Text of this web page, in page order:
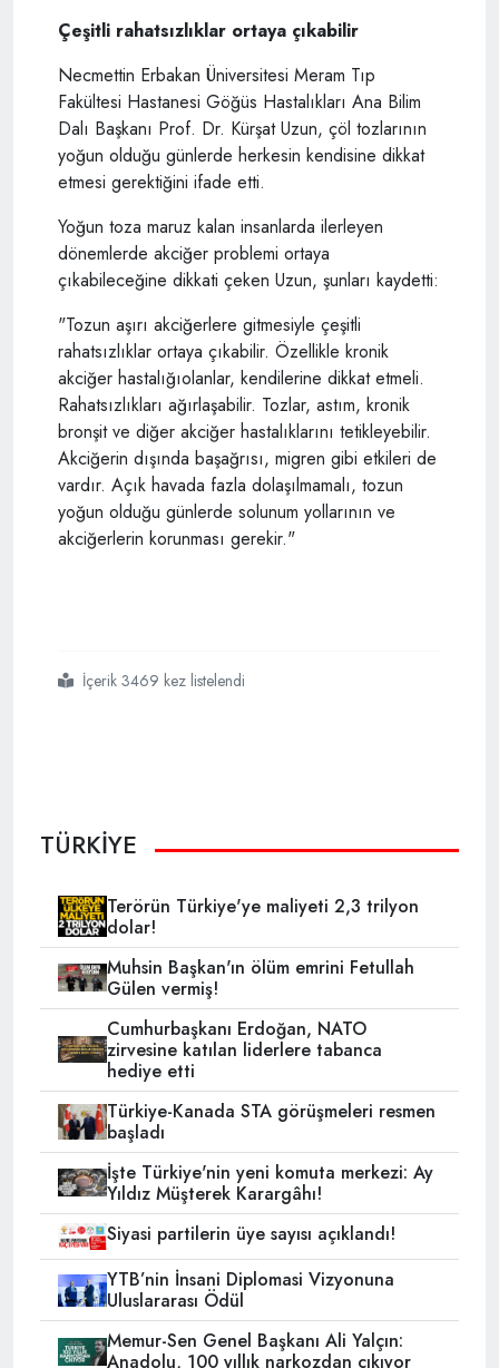
Çeşitli rahatsızlıklar ortaya çıkabilir
Necmettin Erbakan Üniversitesi Meram Tıp
Fakültesi Hastanesi Göğüs Hastalıkları Ana Bilim
Dalı Başkanı Prof. Dr. Kürşat Uzun, çöl tozlarının
yoğun olduğu günlerde herkesin kendisine dikkat
etmesi gerektiğini ifade etti.
Yoğun toza maruz kalan insanlarda ilerleyen
dönemlerde akciğer problemi ortaya
çıkabileceğine dikkati çeken Uzun, şunları kaydetti:
"Tozun aşırı akciğerlere gitmesiyle çeşitli
rahatsızlıklar ortaya çıkabilir. Özellikle kronik
akciğer hastalığıolanlar, kendilerine dikkat etmeli.
Rahatsızlıkları ağırlaşabilir. Tozlar, astım, kronik
bronşit ve diğer akciğer hastalıklarını tetikleyebilir.
Akciğerin dışında başağrısı, migren gibi etkileri de
vardır. Açık havada fazla dolaşılmamalı, tozun
yoğun olduğu günlerde solunum yollarının ve
akciğerlerin korunması gerekir."
#çöl tozları
İçerik 3469 kez listelendi
TÜRKİYE
Terörün Türkiye'ye maliyeti 2,3 trilyon
dolar!
Muhsin Başkan'ın ölüm emrini Fetullah
Gülen vermiş!
Cumhurbaşkanı Erdoğan, NATO
zirvesine katılan liderlere tabanca
hediye etti
Türkiye-Kanada STA görüşmeleri resmen
başladı
İşte Türkiye'nin yeni komuta merkezi: Ay
Yıldız Müşterek Karargâhı!
Siyasi partilerin üye sayısı açıklandı!
YTB’nin İnsani Diplomasi Vizyonuna
Uluslararası Ödül
Memur-Sen Genel Başkanı Ali Yalçın:
Anadolu, 100 yıllık narkozdan çıkıyor